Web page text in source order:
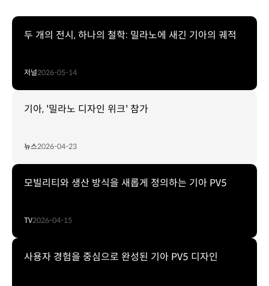
두 개의 전시, 하나의 철학: 밀라노에 새긴 기아의 궤적
저널2026-05-14
기아, '밀라노 디자인 위크' 참가
뉴스2026-04-23
모빌리티와 생산 방식을 새롭게 정의하는 기아 PV5
TV2026-04-15
사용자 경험을 중심으로 완성된 기아 PV5 디자인